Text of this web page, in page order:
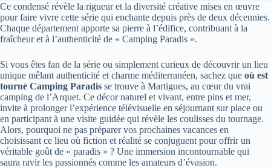
Ce condensé révèle la rigueur et la diversité créative mises en œuvre
pour faire vivre cette série qui enchante depuis près de deux décennies.
Chaque département apporte sa pierre à l’édifice, contribuant à la
fraîcheur et à l’authenticité de « Camping Paradis ».
Si vous êtes fan de la série ou simplement curieux de découvrir un lieu
unique mêlant authenticité et charme méditerranéen, sachez que où est
tourné Camping Paradis se trouve à Martigues, au cœur du vrai
camping de l’Arquet. Ce décor naturel et vivant, entre pins et mer,
invite à prolonger l’expérience télévisuelle en séjournant sur place ou
en participant à une visite guidée qui révèle les coulisses du tournage.
Alors, pourquoi ne pas préparer vos prochaines vacances en
choisissant ce lieu où fiction et réalité se conjuguent pour offrir un
véritable goût de « paradis » ? Une immersion incontournable qui
saura ravir les passionnés comme les amateurs d’évasion.